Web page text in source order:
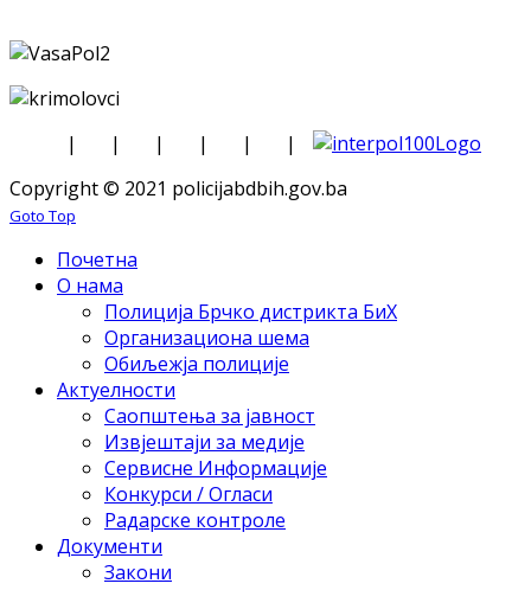
| | | | |
|
Copyright © 2021 policijabdbih.gov.ba
Goto Top
Почетна
О нама
Полиција Брчко дистрикта БиХ
Организациона шема
Обиљежја полиције
Актуелности
Саопштења за јавност
Извјештаји за медије
Сервисне Информације
Конкурси / Огласи
Радарске контроле
Документи
Закони